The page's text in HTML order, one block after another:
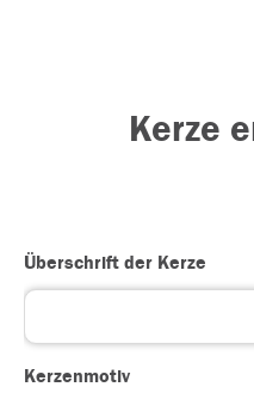
Kerze
Überschrift der Kerze
Kerzenmotiv